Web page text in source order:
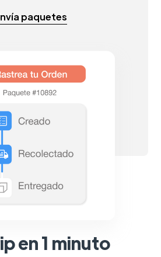
paquetes
en 1 minuto